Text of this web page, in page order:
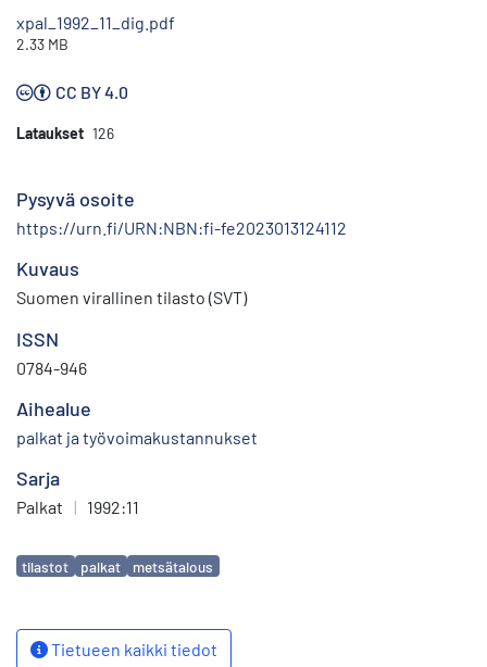
xpal_1992_11_dig.pdf
2.33 MB
CC BY 4.0
Lataukset 126
Pysyvä osoite
https://urn.fi/URN:NBN:fi-fe2023013124112
Kuvaus
Suomen virallinen tilasto (SVT)
ISSN
0784-946
Aihealue
palkat ja työvoimakustannukset
Sarja
Palkat | 1992:11
Avainsanat
tilastot palkat metsätalous
Tietueen kaikki tiedot